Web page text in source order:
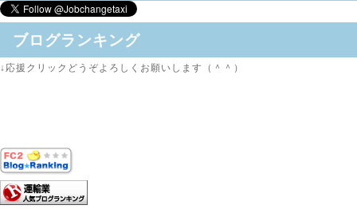
ブログランキング
↓応援クリックどうぞよろしくお願いします（＾＾）